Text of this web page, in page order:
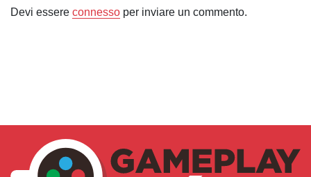
Devi essere connesso per inviare un commento.